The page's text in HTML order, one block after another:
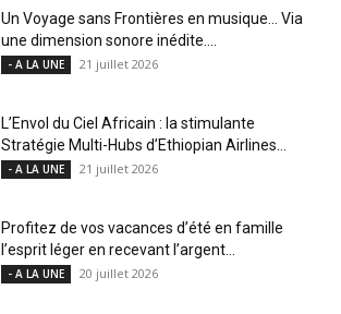
Un Voyage sans Frontières en musique… Via
une dimension sonore inédite....
- A LA UNE 21 juillet 2026
L’Envol du Ciel Africain : la stimulante
Stratégie Multi-Hubs d’Ethiopian Airlines...
- A LA UNE 21 juillet 2026
Profitez de vos vacances d’été en famille
l’esprit léger en recevant l’argent...
- A LA UNE 20 juillet 2026